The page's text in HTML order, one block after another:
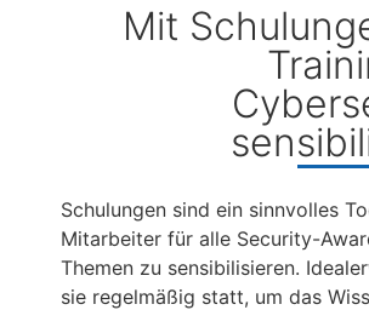
Mit
Schulungen sind ein sinnvolles
Mitarbeiter für alle Security-
Themen zu sensibilisieren.
sie regelmäßig statt, um das